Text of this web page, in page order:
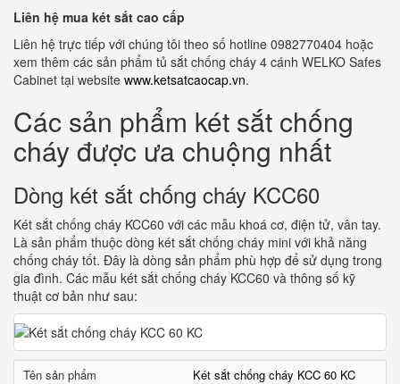
Liên hệ mua két sắt cao cấp
Liên hệ trực tiếp với chúng tôi theo số hotline 0982770404 hoặc
xem thêm các sản phẩm tủ sắt chống cháy 4 cánh WELKO Safes
Cabinet tại website www.ketsatcaocap.vn.
Các sản phẩm két sắt chống
cháy được ưa chuộng nhất
Dòng két sắt chống cháy KCC60
Két sắt chống cháy KCC60 với các mẫu khoá cơ, điện tử, vân tay.
Là sản phẩm thuộc dòng két sắt chống cháy mini với khả năng
chống cháy tốt. Đây là dòng sản phẩm phù hợp để sử dụng trong
gia đình. Các mẫu két sắt chống cháy KCC60 và thông số kỹ
thuật cơ bản như sau:
Tên sản phẩm
Két sắt chống cháy KCC 60 KC